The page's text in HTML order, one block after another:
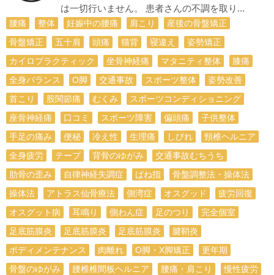
は一切行いません。 患者さんの不調を取り...
腰痛 整体 妊娠中の腰痛 肩こり
産後の骨盤矯正
骨盤矯正
五十肩 頭痛 猫背 寝違え
姿勢矯正
カイロプラクティック
坐骨神経痛 マタニティ整体
膝痛
全身バランス
О脚 交通事故 スポーツ整体
姿勢改善
首こり
股関節痛 むくみ
スポーツコンディショニング
座骨神経痛
口コミ スポーツ障害 偏頭痛
子供整体
手足の痛み
便秘 冷え性 生理痛 しびれ
頸椎ヘルニア
全身疲労
テープ 背骨のゆがみ
交通事故むちうち
肋骨の歪み
自律神経失調症 ばね指
骨盤調整法・操体法
操体法
アトラス仙骨療法 側湾症 オスグッド
疲労回復
オスグット病
耳鳴り 側わん症 足のつり
完全個室
足底筋膜炎
足底筋膜炎 足底筋膜炎
腱鞘炎
ボディメンテナンス
肉離れ O脚・X脚矯正
更年期
骨盤のゆがみ
腰椎椎間板ヘルニア 腰痛・肩こり
慢性疲労